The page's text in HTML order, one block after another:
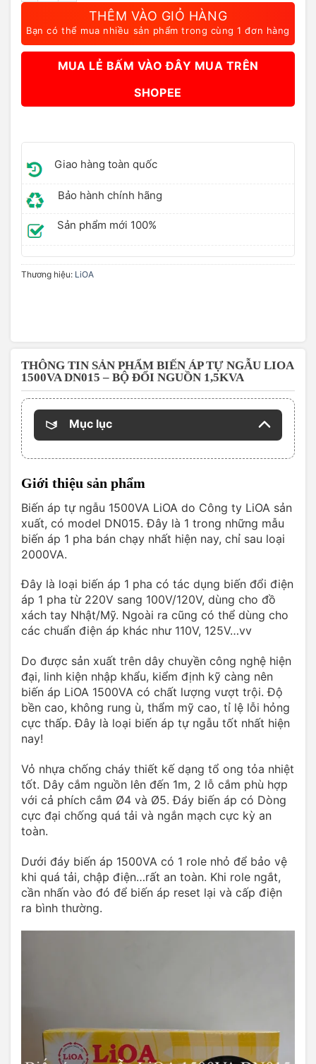
THÊM VÀO GIỎ HÀNG
Bạn có thể mua nhiều sản phẩm trong cùng 1 đơn hàng
MUA LẺ BẤM VÀO ĐÂY MUA TRÊN
SHOPEE
Giao hàng toàn quốc
Bảo hành chính hãng
Sản phẩm mới 100%
Thương hiệu: LiOA
THÔNG TIN SẢN PHẨM BIẾN ÁP TỰ NGẪU LIOA
1500VA DN015 – BỘ ĐỔI NGUỒN 1,5KVA
Mục lục
Giới thiệu sản phẩm
Biến áp tự ngẫu 1500VA LiOA do Công ty LiOA sản
xuất, có model DN015. Đây là 1 trong những mẫu
biến áp 1 pha bán chạy nhất hiện nay, chỉ sau loại
2000VA.
Đây là loại biến áp 1 pha có tác dụng biến đổi điện
áp 1 pha từ 220V sang 100V/120V, dùng cho đồ
xách tay Nhật/Mỹ. Ngoài ra cũng có thể dùng cho
các chuẩn điện áp khác như 110V, 125V…vv
Do được sản xuất trên dây chuyền công nghệ hiện
đại, linh kiện nhập khẩu, kiểm định kỹ càng nên
biến áp LiOA 1500VA có chất lượng vượt trội. Độ
bền cao, không rung ù, thẩm mỹ cao, tỉ lệ lỗi hỏng
cực thấp. Đây là loại biến áp tự ngẫu tốt nhất hiện
nay!
Vỏ nhựa chống cháy thiết kế dạng tổ ong tỏa nhiệt
tốt. Dây cắm nguồn lên đến 1m, 2 lỗ cắm phù hợp
với cả phích cắm Ø4 và Ø5. Đáy biến áp có Dòng
cực đại chống quá tải và ngắn mạch cực kỳ an
toàn.
Dưới đáy biến áp 1500VA có 1 role nhỏ để bảo vệ
khi quá tải, chập điện…rất an toàn. Khi role ngắt,
cần nhấn vào đó để biến áp reset lại và cấp điện
ra bình thường.